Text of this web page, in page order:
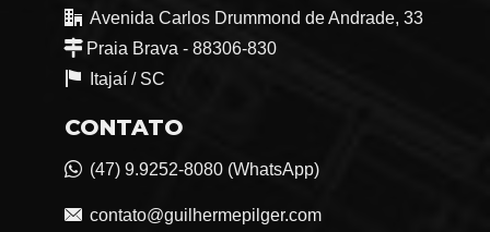
Avenida Carlos Drummond de Andrade, 33
Praia Brava - 88306-830
Itajaí / SC
CONTATO
(47) 9.9252-8080 (WhatsApp)
contato@guilhermepilger.com